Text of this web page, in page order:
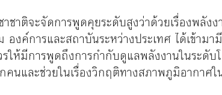
าติจะจัดการพูดคุยระดับสูงว่าด้วยเรื่องพลัง
องค์การและสถาบันระหว่างประเทศ ได้เข้า
ให้มีการพูดถึงการกำกับดูแลพลังงานในระดั
คนและช่วยในเรื่องวิกฤติทางสภาพภูมิอากาศ